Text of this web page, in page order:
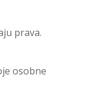
prava.
osobne